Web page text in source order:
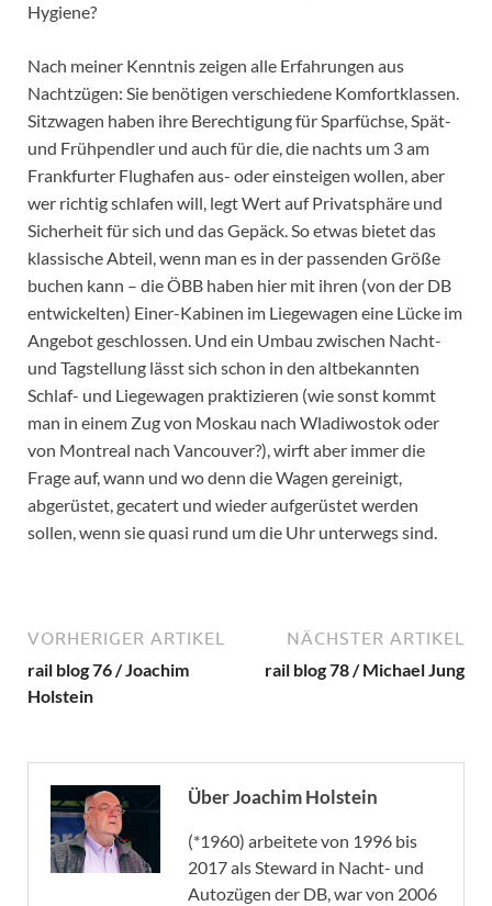
Hygiene?
Nach meiner Kenntnis zeigen alle Erfahrungen aus
Nachtzügen: Sie benötigen verschiedene Komfortklassen.
Sitzwagen haben ihre Berechtigung für Sparfüchse, Spät-
und Frühpendler und auch für die, die nachts um 3 am
Frankfurter Flughafen aus- oder einsteigen wollen, aber
wer richtig schlafen will, legt Wert auf Privatsphäre und
Sicherheit für sich und das Gepäck. So etwas bietet das
klassische Abteil, wenn man es in der passenden Größe
buchen kann – die ÖBB haben hier mit ihren (von der DB
entwickelten) Einer-Kabinen im Liegewagen eine Lücke im
Angebot geschlossen. Und ein Umbau zwischen Nacht-
und Tagstellung lässt sich schon in den altbekannten
Schlaf- und Liegewagen praktizieren (wie sonst kommt
man in einem Zug von Moskau nach Wladiwostok oder
von Montreal nach Vancouver?), wirft aber immer die
Frage auf, wann und wo denn die Wagen gereinigt,
abgerüstet, gecatert und wieder aufgerüstet werden
sollen, wenn sie quasi rund um die Uhr unterwegs sind.
VORHERIGER ARTIKEL
rail blog 76 / Joachim
Holstein
NÄCHSTER ARTIKEL
rail blog 78 / Michael Jung
Über Joachim Holstein
(*1960) arbeitete von 1996 bis
2017 als Steward in Nacht- und
Autozügen der DB, war von 2006